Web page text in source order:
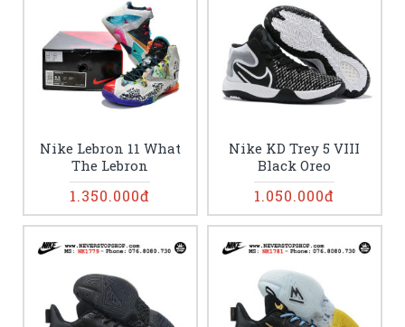
Nike Lebron 11 What
The Lebron
1.350.000đ
Nike KD Trey 5 VIII
Black Oreo
1.050.000đ